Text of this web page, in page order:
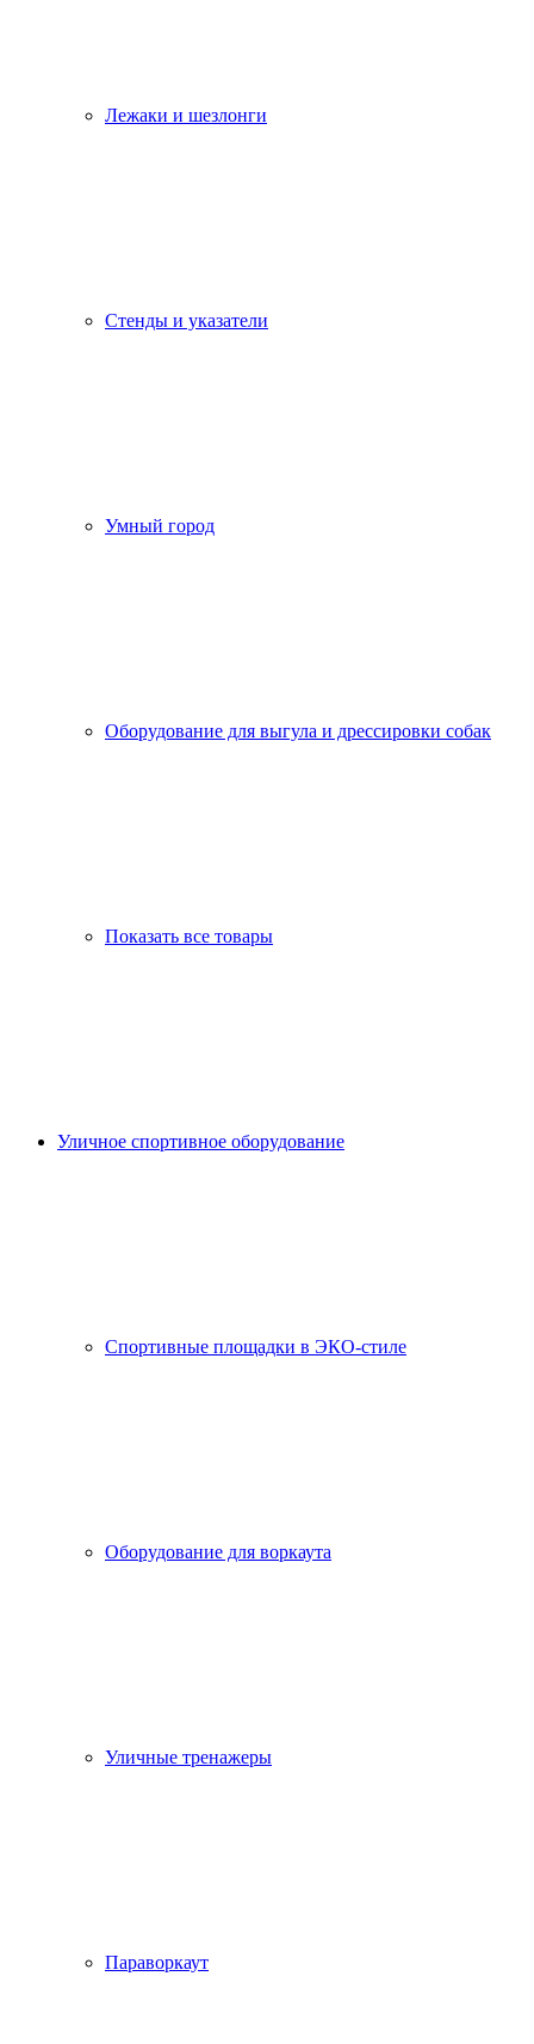
Лежаки и шезлонги
Стенды и указатели
Умный город
Оборудование для выгула и дрессировки собак
Показать все товары
Уличное спортивное оборудование
Спортивные площадки в ЭКО-стиле
Оборудование для воркаута
Уличные тренажеры
Параворкаут